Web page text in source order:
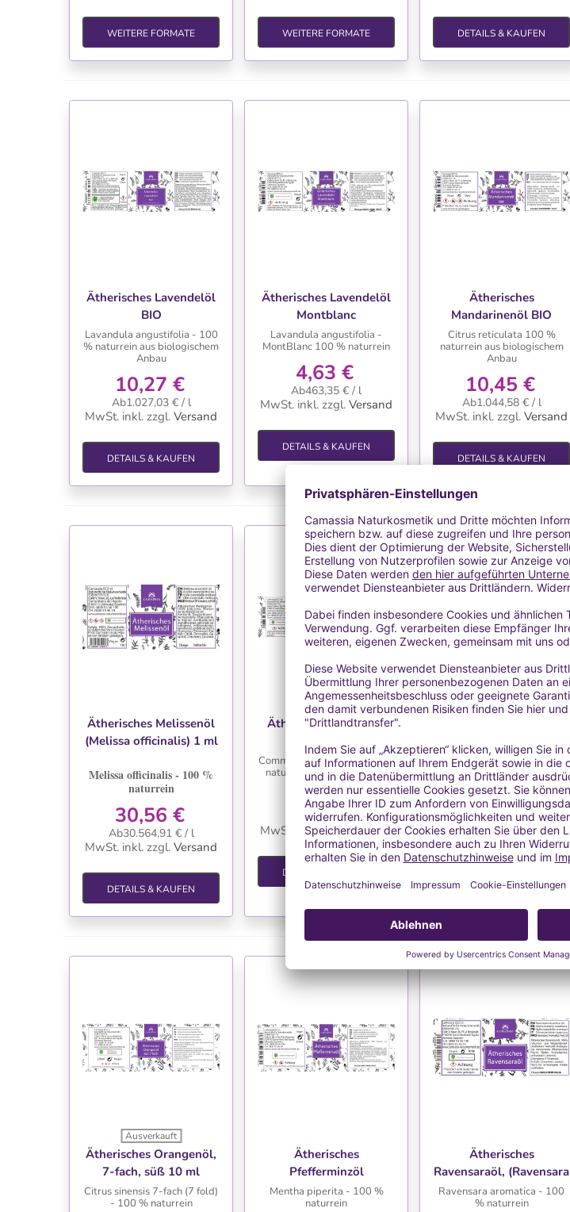
WEITERE FORMATE WEITERE FORMATE DETAILS & KAUFEN
Ätherisches Lavendelöl
BIO
Lavandula angustifolia - 100
% naturrein aus biologischem
Anbau
10,27 €
Ab1.027,03 € / l
MwSt. inkl. zzgl. Versand
DETAILS & KAUFEN
Ätherisches Lavendelöl
Montblanc
Lavandula angustifolia -
MontBlanc 100 % naturrein
4,63 €
Ab463,35 € / l
MwSt. inkl. zzgl. Versand
DETAILS & KAUFEN
Ätherisches
Mandarinenöl BIO
(grün)
Citrus reticulata 100 %
naturrein aus biologischem
Anbau
10,45 €
Ab1.044,58 € / l
MwSt. inkl. zzgl. Versand
DETAILS & KAUFEN
Ätherisches Melissenöl
(Melissa officinalis) 1 ml
Melissa officinalis - 100 %
naturrein
30,56 €
Ab30.564,91 € / l
MwSt. inkl. zzgl. Versand
DETAILS & KAUFEN
WUNSCHLISTE
Ätherisches Myrrheöl
Commiphora myrrha - 100 %
naturrein, CO2-Extraktion
13,02 €
Ab2.604,51 € / l
MwSt. inkl. zzgl. Versand
DETAILS & KAUFEN
WUNSCHLISTE
Ausverkauft
Citrus sinensis - 100 %
naturrein, Kaltpressung
2,43 €
Ab243,16 € / l
MwSt. inkl. zzgl. Versand
WUNSCHLISTE
Ausverkauft
Ätherisches Orangenöl,
7-fach, süß 10 ml
Citrus sinensis 7-fach (7 fold)
- 100 % naturrein
Ätherisches
Pfefferminzöl
Mentha piperita - 100 %
naturrein
Ätherisches
Ravensaraöl, (Ravensara
aromatica) 10 ml
Ravensara aromatica - 100
% naturrein